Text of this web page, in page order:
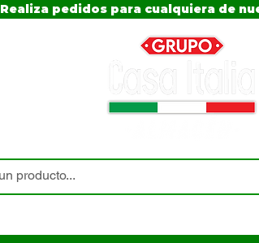
Realiza pedidos para cualquiera de